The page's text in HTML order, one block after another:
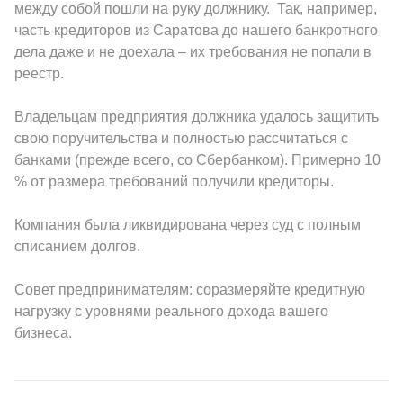
между собой пошли на руку должнику. Так, например,
часть кредиторов из Саратова до нашего банкротного
дела даже и не доехала – их требования не попали в
реестр.
Владельцам предприятия должника удалось защитить
свою поручительства и полностью рассчитаться с
банками (прежде всего, со Сбербанком). Примерно 10
% от размера требований получили кредиторы.
Компания была ликвидирована через суд с полным
списанием долгов.
Совет предпринимателям: соразмеряйте кредитную
нагрузку с уровнями реального дохода вашего
бизнеса.